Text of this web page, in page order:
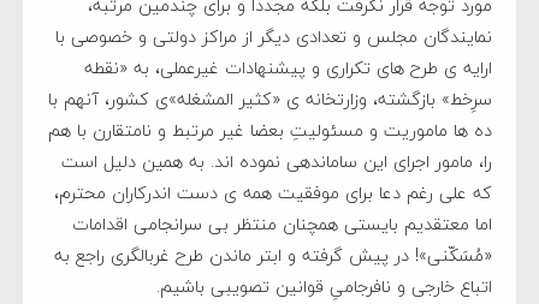
نمایندگان مجلس و تعدادی دیگر از مراکز دولتی و خصوصی با
ارایه ی طرح های تکراری و پیشنهادات غیرعملی، به «نقطه
سرِخط» بازگشته، وزارتخانه ی «کثیر المشغله»ی کشور، آنهم با
ده ها ماموریت و مسئولیتِ بعضا غیر مرتبط و نامتقارن با هم
را، مامور اجرای این ساماندهی نموده اند. به همین دلیل است
که علی رغم دعا برای موفقیت همه ی دست اندرکاران محترم،
اما معتقدیم بایستی همچنان منتظر بی سرانجامی اقدامات
«مُسَکّنی»! در پیش گرفته و ابتر ماندن طرح غربالگری راجع به
اتباع خارجی و نافرجامیِ قوانین تصویبی باشیم.